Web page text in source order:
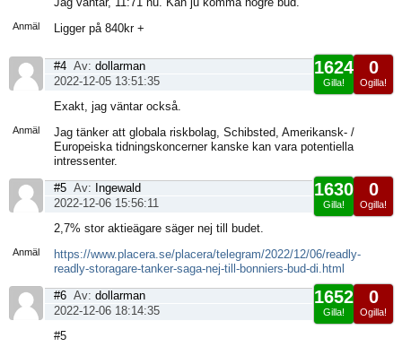
Anmäl
Ligger på 840kr +
Anmäl
0
Ogilla!
1624
Gilla!
#4 Av: dollarman
2022-12-05 13:51:35
Exakt, jag väntar också.
Jag tänker att globala riskbolag, Schibsted, Amerikansk- /
Europeiska tidningskoncerner kanske kan vara potentiella
intressenter.
Anmäl
0
Ogilla!
1630
Gilla!
#5 Av: Ingewald
2022-12-06 15:56:11
2,7% stor aktieägare säger nej till budet.
https://www.placera.se/placera/telegram/2022/12/06/readly-
readly-storagare-tanker-saga-nej-till-bonniers-bud-di.html
0
Ogilla!
1652
Gilla!
#6 Av: dollarman
2022-12-06 18:14:35
#5